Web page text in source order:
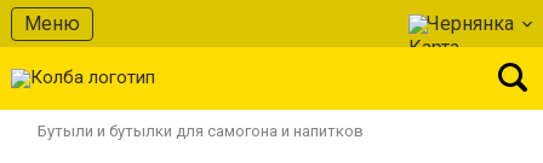
Меню Чернянка
Бутыли и бутылки для самогона и напитков